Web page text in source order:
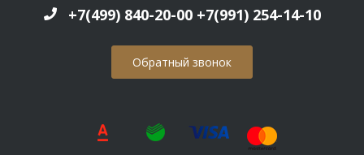
+7(499) 840-20-00 +7(991) 254-14-10
Обратный звонок